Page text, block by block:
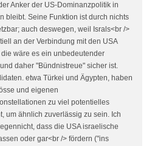
Anker der US-Dominanzpolitik in
bleibt. Seine Funktion ist durch nichts
auch deswegen, weil Israls<br />
an der Verbindung mit den USA
die wäre es ein unbedeutender
daher "Bündnistreue" sicher ist.
etwa Türkei und Ägypten, haben
und eigenen
zu viel potentielles
um ähnlich zuverlässig zu sein. Ich
dass die USA israelische
oder gar<br /> fördern ("ins